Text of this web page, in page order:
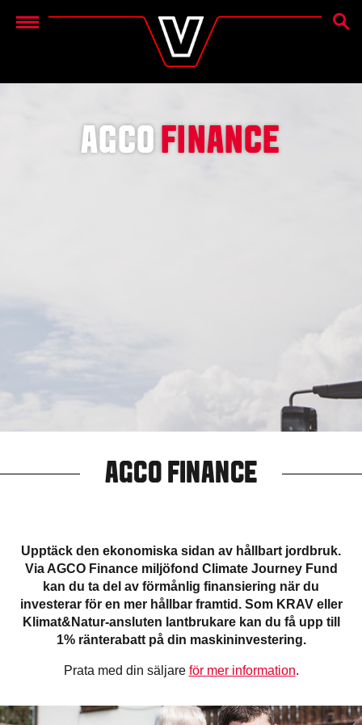
Menu
AGCO FINANCE
AGCO FINANCE
Upptäck den ekonomiska sidan av hållbart jordbruk.
Via AGCO Finance miljöfond Climate Journey Fund
kan du ta del av förmånlig finansiering när du
investerar för en mer hållbar framtid. Som KRAV eller
Klimat&Natur-ansluten lantbrukare kan du få upp till
1% ränterabatt på din maskininvestering.
Prata med din säljare för mer information.